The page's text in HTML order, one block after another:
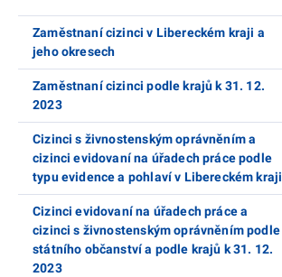
Zaměstnaní cizinci v Libereckém kraji a
jeho okresech
Zaměstnaní cizinci podle krajů k 31. 12.
2023
Cizinci s živnostenským oprávněním a
cizinci evidovaní na úřadech práce podle
typu evidence a pohlaví v Libereckém kraji
Cizinci evidovaní na úřadech práce a
cizinci s živnostenským oprávněním podle
státního občanství a podle krajů k 31. 12.
2023